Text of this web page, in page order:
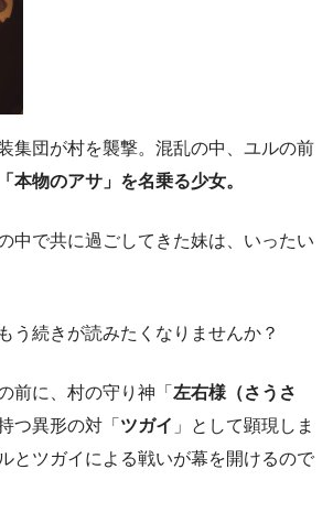
集団が村を襲撃。混乱の中、ユルの前
「本物のアサ」を名乗る少女。
中で共に過ごしてきた妹は、いったい
う続きが読みたくなりませんか？
前に、村の守り神「 左右様（さうさ
つ異形の対「 ツガイ 」として顕現しま
とツガイによる戦いが幕を開けるので